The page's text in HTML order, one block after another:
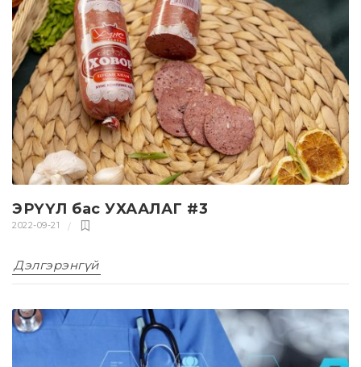
ЭРҮҮЛ бас УХААЛАГ #3
2022-09-21
Дэлгэрэнгүй